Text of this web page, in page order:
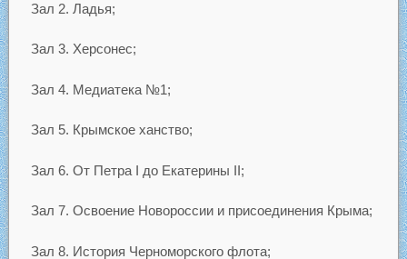
Зал 2. Ладья;
Зал 3. Херсонес;
Зал 4. Медиатека №1;
Зал 5. Крымское ханство;
Зал 6. От Петра I до Екатерины II;
Зал 7. Освоение Новороссии и присоединения Крыма;
Зал 8. История Черноморского флота;